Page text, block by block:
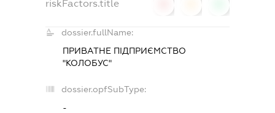
riskFactors.title
dossier.fullName:
ПРИВАТНЕ ПІДПРИЄМСТВО
"КОЛОБУС"
dossier.opfSubType:
-